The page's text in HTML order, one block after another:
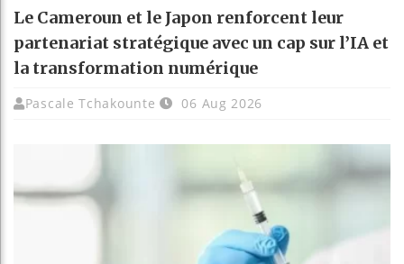
Le Cameroun et le Japon renforcent leur
partenariat stratégique avec un cap sur l’IA et
la transformation numérique
Pascale Tchakounte 06 Aug 2026